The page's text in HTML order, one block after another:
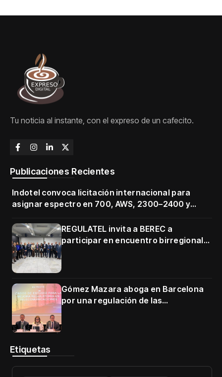
Tu noticia al instante, con el expreso de un cafecito.
Publicaciones Recientes
Indotel convoca licitación internacional para
asignar espectro en 700, AWS, 2300–2400 y
REGULATEL invita a BEREC a
participar en encuentro birregional
Gómez Mazara aboga en Barcelona
por una regulación de las
Etiquetas